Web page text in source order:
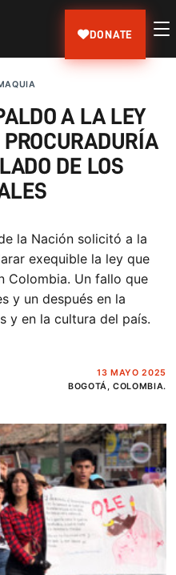
DONATE
A LA LEY
DE LOS
la Nación solicitó a la
exequible la ley que
Colombia. Un fallo que
y un después en la
y en la cultura del país.
13 MAYO 2025
BOGOTÁ, COLOMBIA.